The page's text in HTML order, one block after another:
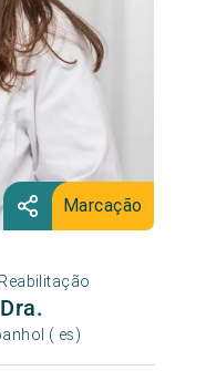
Marcação
( es)